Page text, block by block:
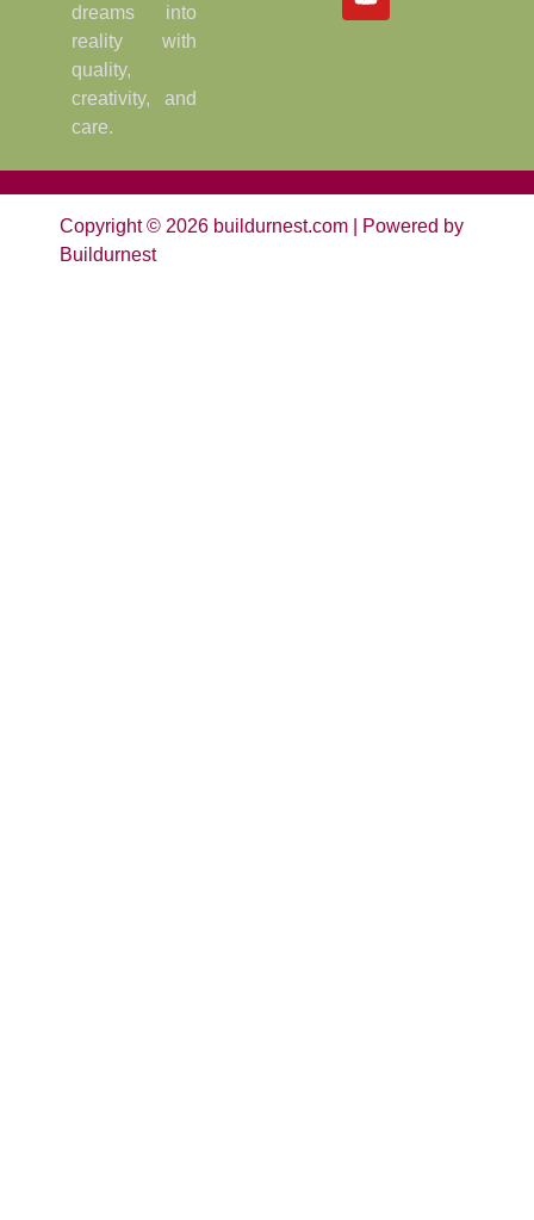
dreams into
reality with
quality,
creativity, and
care.
Copyright © 2026 buildurnest.com | Powered by
Buildurnest